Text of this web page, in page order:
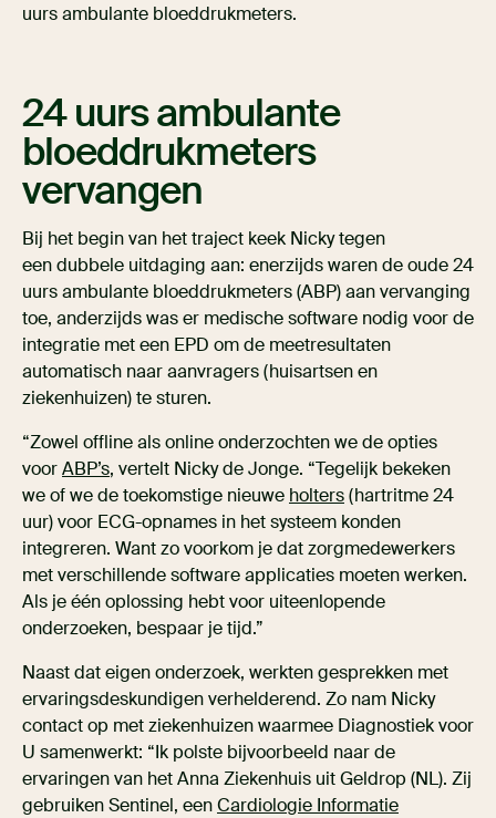
uurs ambulante bloeddrukmeters.
24 uurs ambulante
bloeddrukmeters
vervangen
Bij het begin van het traject keek Nicky tegen
een dubbele uitdaging aan: enerzijds waren de oude 24
uurs ambulante bloeddrukmeters (ABP) aan vervanging
toe, anderzijds was er medische software nodig voor de
integratie met een EPD om de meetresultaten
automatisch naar aanvragers (huisartsen en
ziekenhuizen) te sturen.
“Zowel offline als online onderzochten we de opties
voorABP’s, vertelt Nicky de Jonge. “Tegelijk bekeken
we of we de toekomstige nieuwe holters(hartritme 24
uur) voor ECG-opnames in het systeem konden
integreren. Want zo voorkom je dat zorgmedewerkers
met verschillende software applicaties moeten werken.
Als je één oplossing hebt voor uiteenlopende
onderzoeken, bespaar je tijd.”
Naast dat eigen onderzoek, werkten gesprekken met
ervaringsdeskundigen verhelderend. Zo nam Nicky
contact op met ziekenhuizen waarmee Diagnostiek voor
U samenwerkt: “Ik polste bijvoorbeeld naar de
ervaringen van het Anna Ziekenhuis uit Geldrop (NL). Zij
gebruiken Sentinel, eenCardiologie Informatie